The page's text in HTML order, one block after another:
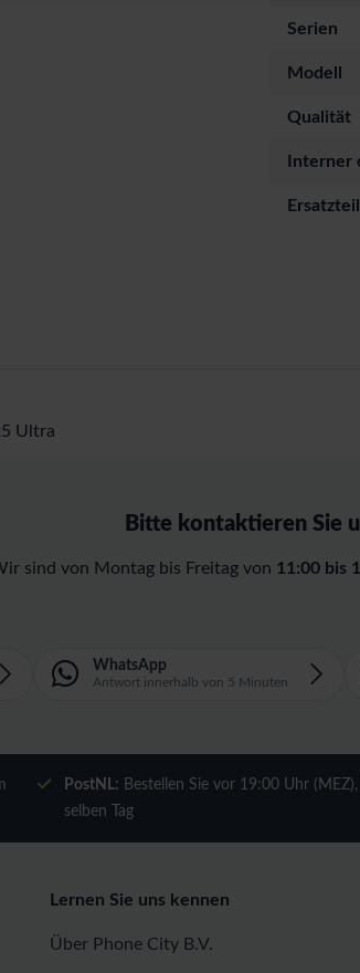
Serien
Modell
Qualität
Interner
Ersatzteil
Ultra
Bitte kontaktieren Sie
sind von Montag bis Freitag von 11:00 bis
WhatsApp
Antwort innerhalb von 5 Minuten
PostNL: Bestellen Sie vor 19:00 Uhr (MEZ),
selben Tag
Lernen Sie uns kennen
Über Phone City B.V.